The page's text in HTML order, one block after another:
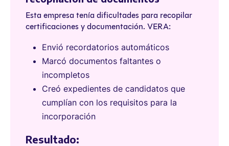
Esta empresa tenía dificultades para recopilar
certificaciones y documentación. VERA:
Envió recordatorios automáticos
Marcó documentos faltantes o
incompletos
Creó expedientes de candidatos que
cumplían con los requisitos para la
incorporación
Resultado: